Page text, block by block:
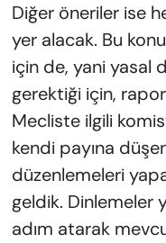
Diğer öneriler ise
yer alacak. Bu
için de, yani yasal
gerektiği için,
Mecliste ilgili
kendi payına
düzenlemeleri
geldik. Dinlemeler
adım atarak